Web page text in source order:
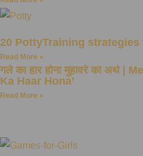
20 PottyTraining
Read More »
गले का हार होना मुहावरे का अर्थ
Ka Haar Hona’
Read More »